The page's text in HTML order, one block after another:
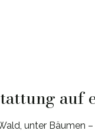
auf
unter Bäumen